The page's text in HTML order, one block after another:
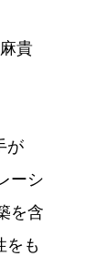
貴
が
ーシ
を含
をも